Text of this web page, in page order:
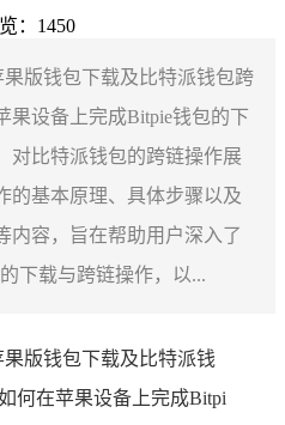
：1450
果版钱包下载及比特派钱包跨
果设备上完成Bitpie钱包的下
对比特派钱包的跨链操作展
的基本原理、具体步骤以及
内容，旨在帮助用户深入了
下载与跨链操作，以...
版钱包下载及比特派钱
何在苹果设备上完成Bitpi